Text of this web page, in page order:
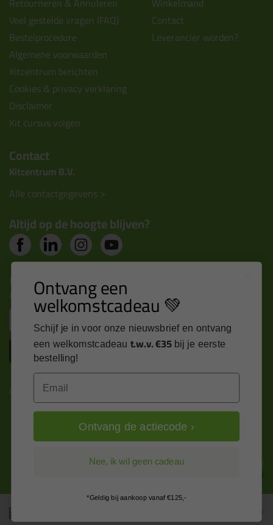
Veel gestelde vragen (FAQ)
Bestelprocedure
Algemene voorwaarden
Kitcentrum berichten
Cookies & privacy verklaring
Disclaimer
Kit cursus volgen
Contact
Leverancier worden?
Contact
Kitcentrum B.V.
Alle contactgegevens >
Altijd op de hoogte blijven?
Nieuws, tips en exclusieve deals rechtstreeks in je
inbox
Inschrijven
Kitcentrum is trots op:
Alle prijzen zijn in EURO en excl. 21% BTW
wijzig naar incl. BTW
Ontvang een
welkomstcadeau 💚
Schijf je in voor onze nieuwsbrief en ontvang
een welkomstcadeau t.w.v. €35 bij je eerste
bestelling!
Email
Ontvang de actiecode ›
Nee, ik wil geen cadeau
*Geldig bij aankoop vanaf €125,-